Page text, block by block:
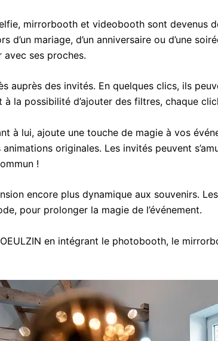
mirrorbooth et videobooth sont devenus
d’un mariage, d’un anniversaire ou d’une
ses proches.
auprès des invités. En quelques clics, ils
à la possibilité d’ajouter des filtres, chaque
à lui, ajoute une touche de magie à vos
originales. Les invités peuvent
!
encore plus dynamique aux souvenirs.
pour prolonger la magie de l’événement.
en intégrant le photobooth, le